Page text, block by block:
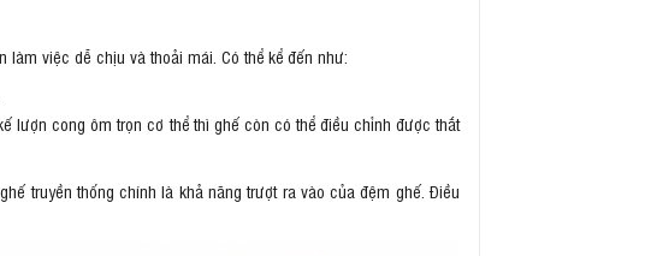
việc dễ chịu và thoải mái. Có thể kể đến như:
lượn cong ôm trọn cơ thể thì ghế còn có thể điều chỉnh được thắt
truyền thống chính là khả năng trượt ra vào của đệm ghế. Điều